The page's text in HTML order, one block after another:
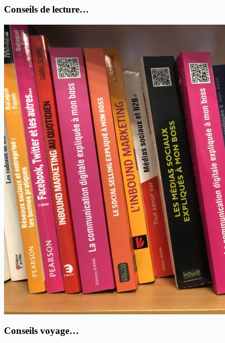
Conseils de lecture…
Conseils voyage…